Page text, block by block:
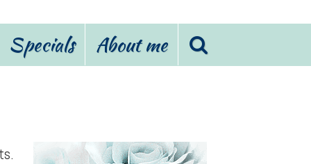
Specials About me